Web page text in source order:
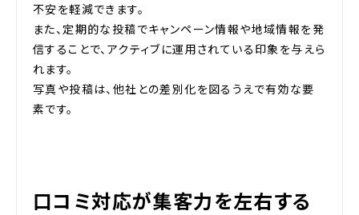
不安を軽減できます。
また、定期的な投稿でキャンペーン情報や地域情報を発
信することで、アクティブに運用されている印象を与えら
れます。
写真や投稿は、他社との差別化を図るうえで有効な要
素です。
口コミ対応が集客力を左右する